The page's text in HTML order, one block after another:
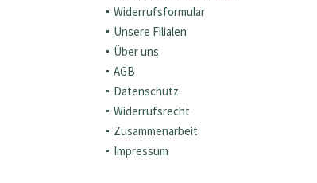
Widerrufsformular
Unsere Filialen
Über uns
AGB
Datenschutz
Widerrufsrecht
Zusammenarbeit
Impressum